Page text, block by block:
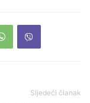
Sljedeći članak